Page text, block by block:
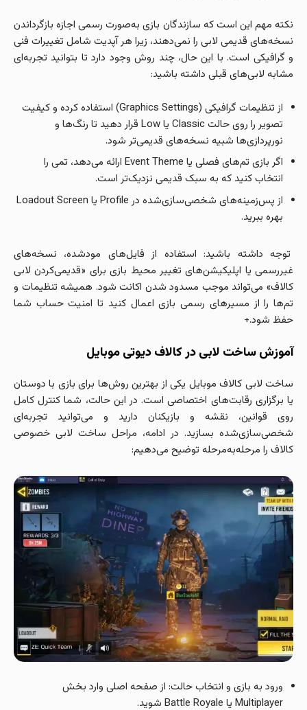
نکته مهم این است که سازندگان بازی به‌صورت رسمی اجازه بازگرداندن
نسخه‌های قدیمی لابی را نمی‌دهند، زیرا هر آپدیت شامل تغییرات فنی
و گرافیکی است. با این حال، چند روش وجود دارد تا بتوانید تجربه‌ای
مشابه لابی‌های قبلی داشته باشید:
از تنظیمات گرافیکی (Graphics Settings) استفاده کرده و کیفیت
تصویر را روی حالت Classic یا Low قرار دهید تا رنگ‌ها و
نورپردازی‌ها شبیه نسخه‌های قدیمی‌تر شود.
اگر بازی تم‌های فصلی یا Event Theme ارائه می‌دهد، تمی را
انتخاب کنید که به سبک قدیمی نزدیک‌تر است.
از پس‌زمینه‌های شخصی‌سازی‌شده در Profile یا Loadout Screen
بهره ببرید.
توجه داشته باشید: استفاده از فایل‌های مودشده، نسخه‌های
غیررسمی یا اپلیکیشن‌های تغییر محیط بازی برای «قدیمی‌کردن لابی
کالاف» می‌تواند موجب مسدود شدن اکانت شود. همیشه تنظیمات و
تم‌ها را از مسیرهای رسمی بازی اعمال کنید تا امنیت حساب شما
حفظ شود.+
آموزش ساخت لابی در کالاف دیوتی موبایل
ساخت لابی کالاف موبایل یکی از بهترین روش‌ها برای بازی با دوستان
یا برگزاری رقابت‌های اختصاصی است. در این حالت، شما کنترل کامل
روی قوانین، نقشه و بازیکنان دارید و می‌توانید تجربه‌ای
شخصی‌سازی‌شده بسازید. در ادامه، مراحل ساخت لابی خصوصی
کالاف را مرحله‌به‌مرحله توضیح می‌دهیم:
ورود به بازی و انتخاب حالت: از صفحه اصلی وارد بخش
Multiplayer یا Battle Royale شوید.